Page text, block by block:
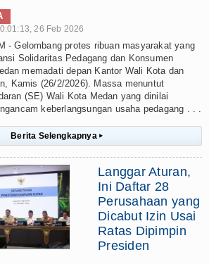
26 Feb 2026
- Gelombang protes ribuan masyarakat yang
Solidaritas Pedagang dan Konsumen
memadati depan Kantor Wali Kota dan
Kamis (26/2/2026). Massa menuntut
(SE) Wali Kota Medan yang dinilai
keberlangsungan usaha pedagang . . .
Berita Selengkapnya ▸
Langgar Aturan,
Ini Daftar 28
Perusahaan yang
Dicabut Izin Usai
Ratas Dipimpin
Presiden